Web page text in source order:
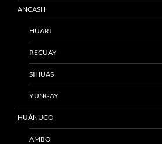
ANCASH
HUARI
RECUAY
SIHUAS
YUNGAY
HUÁNUCO
AMBO